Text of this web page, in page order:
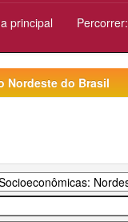
principal Percorrer:
Nordeste do Brasil